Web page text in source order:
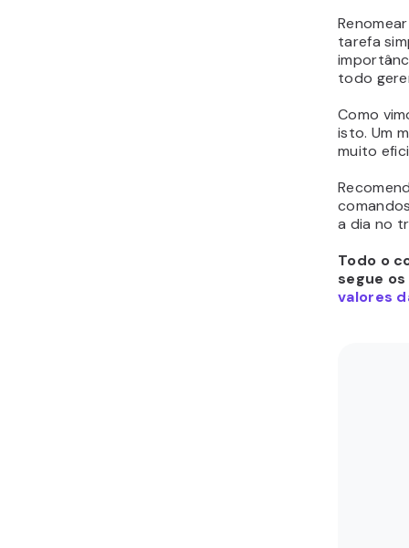
tarefa
todo
Como
isto. Um
muito
a dia no
Todo o
segue
valores